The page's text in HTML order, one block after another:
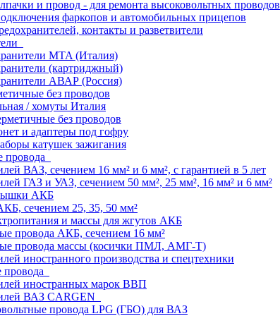
и провод - для ремонта высоковольтных проводов
фаркопов и автомобильных прицепов
контакты и разветвители
MTA (Италия)
(картриджный)
АВАР (Россия)
без проводов
/ хомуты Италия
без проводов
и адаптеры под гофру
катушек зажигания
провода
ВАЗ, сечением 16 мм² и 6 мм², с гарантией в 5 лет
ГАЗ и УАЗ, сечением 50 мм², 25 мм², 16 мм² и 6 мм²
АКБ
сечением 25, 35, 50 мм²
и массы для жгутов АКБ
провода АКБ, сечением 16 мм²
провода массы (косички ПМЛ, АМГ-Т)
иностранного производства и спецтехники
провода
иностранных марок ВВП
ВАЗ CARGEN
провода LPG (ГБО) для ВАЗ